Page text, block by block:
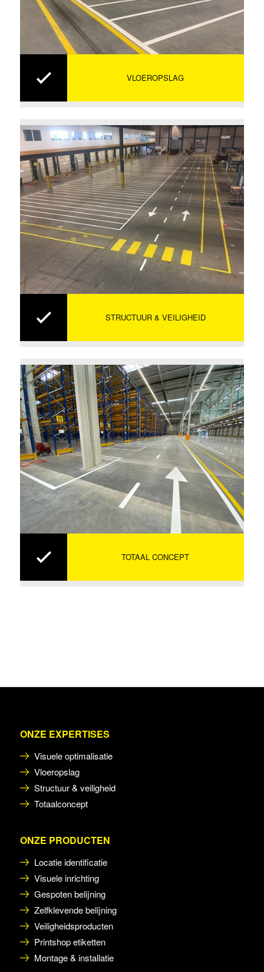
VLOEROPSLAG
STRUCTUUR & VEILIGHEID
TOTAAL CONCEPT
ONZE EXPERTISES
Visuele optimalisatie
Vloeropslag
Structuur & veiligheid
Totaalconcept
ONZE PRODUCTEN
Locatie identificatie
Visuele inrichting
Gespoten belijning
Zelfklevende belijning
Veiligheidsproducten
Printshop etiketten
Montage & installatie